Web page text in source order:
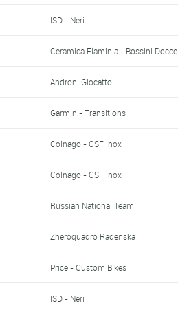
ISD - Neri
Ceramica Flaminia - Bossini Docce
Androni Giocattoli
Garmin - Transitions
Colnago - CSF Inox
Colnago - CSF Inox
Russian National Team
Zheroquadro Radenska
Price - Custom Bikes
ISD - Neri